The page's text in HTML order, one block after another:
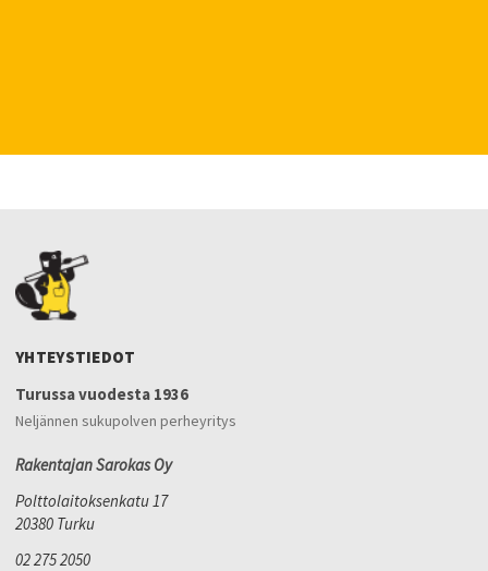
YHTEYSTIEDOT
Turussa vuodesta 1936
Neljännen sukupolven perheyritys
Rakentajan Sarokas Oy
Polttolaitoksenkatu 17
20380 Turku
02 275 2050